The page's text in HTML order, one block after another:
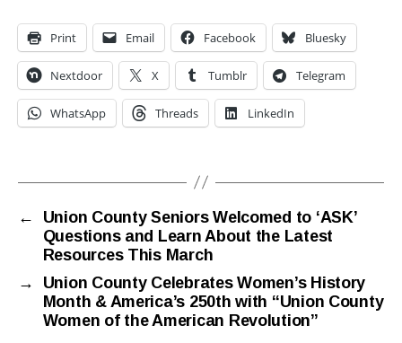
Print Email Facebook Bluesky
Nextdoor X Tumblr Telegram
WhatsApp Threads LinkedIn
←
Union County Seniors Welcomed to ‘ASK’
Questions and Learn About the Latest
Resources This March
→
Union County Celebrates Women’s History
Month & America’s 250th with “Union County
Women of the American Revolution”